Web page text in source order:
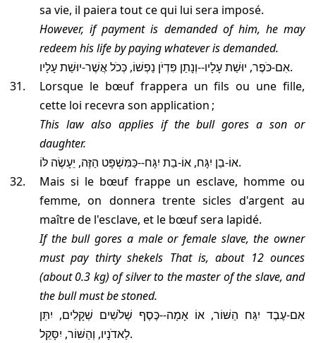
sa vie, il paiera tout ce qui lui sera imposé.
However, if payment is demanded of him, he may
redeem his life by paying whatever is demanded.
אִם-כֹּפֶר, יוּשַׁת עָלָיו--וְנָתַן פִּדְיֹן נַפְשׁוֹ, כְּכֹל אֲשֶׁר-יוּשַׁת עָלָיו.
Lorsque le bœuf frappera un fils ou une fille,
cette loi recevra son application ;
This law also applies if the bull gores a son or
daughter.
אוֹ-בֵן יִגָּח, אוֹ-בַת יִגָּח--כַּמִּשְׁפָּט הַזֶּה, יֵעָשֶׂה לּוֹ.
mais si le bœuf frappe un esclave, homme ou
femme, on donnera trente sicles d'argent au
maître de l'esclave, et le bœuf sera lapidé.
If the bull gores a male or female slave, the owner
must pay thirty shekels That is, about 12 ounces
(about 0.3 kg) of silver to the master of the slave, and
the bull must be stoned.
אִם-עֶבֶד יִגַּח הַשּׁוֹר, אוֹ אָמָה--כֶּסֶף שְׁלֹשִׁים שְׁקָלִים, יִתֵּן
לַאדֹנָיו, וְהַשּׁוֹר, יִסָּקֵל.